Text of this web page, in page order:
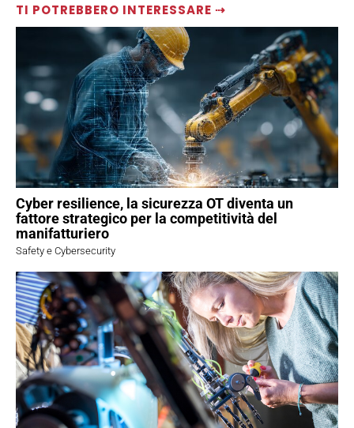
TI POTREBBERO INTERESSARE ⇢
Cyber resilience, la sicurezza OT diventa un
fattore strategico per la competitività del
manifatturiero
Safety e Cybersecurity